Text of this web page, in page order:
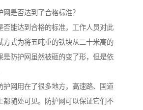
是否达到了合格标准？
否能达到合格的标准，工作人员对此
方式为将五吨重的铁块从二十米高的
是防护网虽然被砸的变了形，但是依
护网用在了很多地方，高速路、国道
都随处可见。防护网可以保证它们不